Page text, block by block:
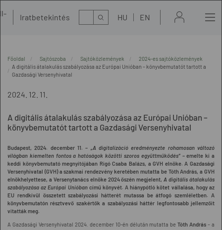
Iratbetekintés Kereső HU EN
Főoldal Sajtószoba Sajtóközlemények
2024-es sajtóközlemények
A digitális átalakulás szabályozása az Európai Unióban – könyvbemutatót tartott a
Gazdasági Versenyhivatal
2024. 12. 11.
A digitális átalakulás szabályozása az Európai Unióban –
könyvbemutatót tartott a Gazdasági Versenyhivatal
Budapest, 2024. december 11. – „A digitalizáció eredményezte rohamosan változó
világban kiemelten fontos a hatóságok közötti szoros együttműködés”– emelte ki a
keddi könyvbemutató megnyitójában Rigó Csaba Balázs, a GVH elnöke. A Gazdasági
Versenyhivatal (GVH) a szakmai rendezvény keretében mutatta be Tóth András, a GVH
elnökhelyettese, a Versenytanács elnöke 2024 őszén megjelent,A digitális átalakulás
szabályozása az Európai Unióbancímű könyvét. A hiánypótló kötet vállalása, hogy az
EU rendkívül összetett szabályozási hátterét mutassa be átfogó szemléletben. A
könyvbemutatón résztvevő szakértők a szabályozási háttér legfontosabb jellemzőit
vitatták meg.
A Gazdasági Versenyhivatal 2024. december 10-én délután mutatta beTóth András – a